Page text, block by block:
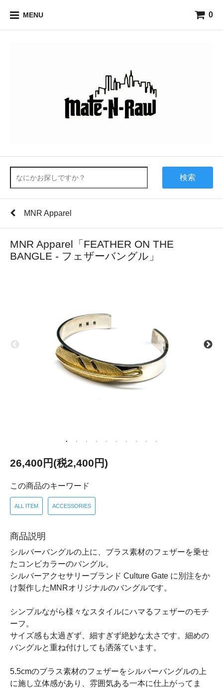
MENU 0
検索
MNR Apparel
MNR Apparel「FEATHER ON THE
BANGLE - フェザーバングル」
26,400円(税2,400円)
この商品のキーワード
ALL ITEM ACCESSORIES
商品説明
シルバーバングルの上に、ブラス素材のフェザーを乗せ
たコンビカラーのバングル。
シルバーアクセサリーブランド Culture Gate に別注をか
け製作したMNRオリジナルのバングルです。
シンプルながら様々なスタイルにハマるフェザーのモチ
ーフ。
サイズ感も太過ぎず、細すぎず絶妙な太さです。細めの
バングルと重ね付けしても洒落ています。
5.5cmのブラス素材のフェザーをシルバーバングルの上
に施し立体感があり、雰囲気ある一本に仕上がってま